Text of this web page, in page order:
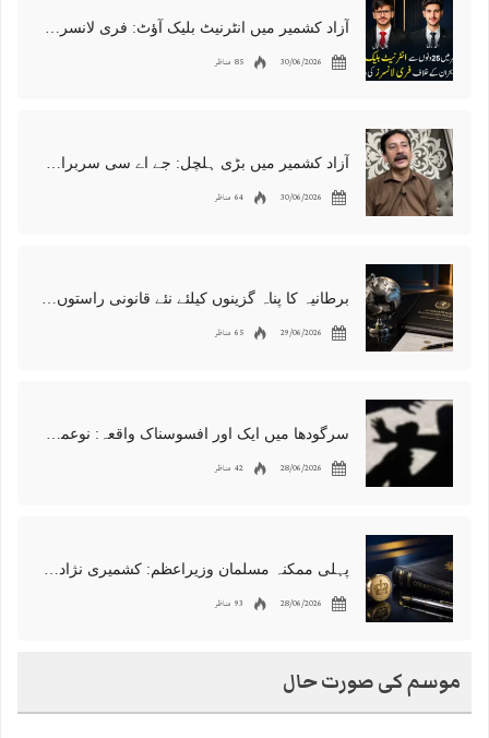
آزاد کشمیر میں انٹرنیٹ بلیک آؤٹ: فری لانسرز کا معاشی قتل، احتجاج شروع
30/06/2026 85 مناظر
آزاد کشمیر میں بڑی ہلچل: جے اے سی سربراہ شوکت نواز میر کی گرفتاری، دھرنا جاری
30/06/2026 64 مناظر
برطانیہ کا پناہ گزینوں کیلئے نئے قانونی راستوں اور اسپانسر شپ نظام کا اعلان
29/06/2026 65 مناظر
سرگودھا میں ایک اور افسوسناک واقعہ: نوعمر لڑکے سے مبینہ زیادتی، مقدمہ درج
28/06/2026 42 مناظر
پہلی ممکنہ مسلمان وزیراعظم: کشمیری نژاد شبانہ محمود برطانیہ میں مقبول
28/06/2026 93 مناظر
موسم کی صورت حال